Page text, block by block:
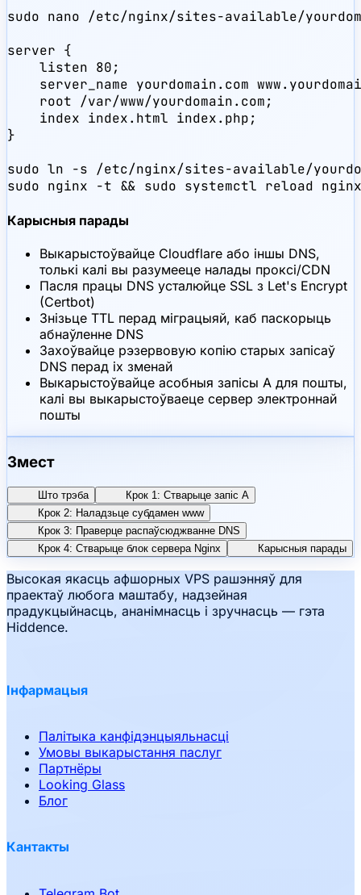
sudo nano /etc/nginx/sites-available/
server {
    listen 80;
server_name yourdomain.com
    root /var/www/yourdomain.com;
    index index.html index.php;
}
sudo ln -s /etc/nginx/sites-available/
sudo nginx -t && sudo systemctl reload nginx
Карысныя парады
Выкарыстоўвайце Cloudflare або іншы DNS,
толькі калі вы разумееце налады проксі/CDN
Пасля працы DNS усталюйце SSL з Let's Encrypt
(Certbot)
Знізьце TTL перад міграцыяй, каб паскорыць
абнаўленне DNS
Захоўвайце рэзервовую копію старых запісаў
DNS перад іх зменай
Выкарыстоўвайце асобныя запісы A для пошты,
калі вы выкарыстоўваеце сервер электроннай
пошты
Змест
Што трэба
Крок 1: Стварыце запіс A
Крок 2: Наладзьце субдамен www
Крок 3: Праверце распаўсюджванне DNS
Крок 4: Стварыце блок сервера Nginx
Карысныя парады
Высокая якасць афшорных VPS рашэнняў для
праектаў любога маштабу, надзейная
прадукцыйнасць, ананімнасць і зручнасць — гэта
Hiddence.
Інфармацыя
Палітыка канфідэнцыяльнасці
Умовы выкарыстання паслуг
Партнёры
Looking Glass
Блог
Кантакты